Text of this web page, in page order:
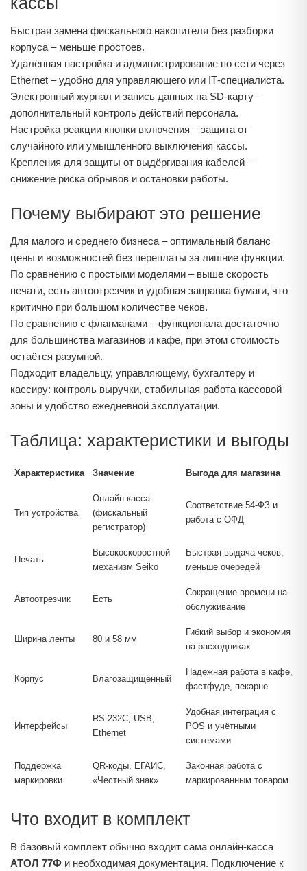
Быстрая замена фискального накопителя без разборки
корпуса – меньше простоев.
Удалённая настройка и администрирование по сети через
Ethernet – удобно для управляющего или IT‑специалиста.
Электронный журнал и запись данных на SD‑карту –
дополнительный контроль действий персонала.
Настройка реакции кнопки включения – защита от
случайного или умышленного выключения кассы.
Крепления для защиты от выдёргивания кабелей –
снижение риска обрывов и остановки работы.
Почему выбирают это решение
Для малого и среднего бизнеса – оптимальный баланс
цены и возможностей без переплаты за лишние функции.
По сравнению с простыми моделями – выше скорость
печати, есть автоотрезчик и удобная заправка бумаги, что
критично при большом количестве чеков.
По сравнению с флагманами – функционала достаточно
для большинства магазинов и кафе, при этом стоимость
остаётся разумной.
Подходит владельцу, управляющему, бухгалтеру и
кассиру: контроль выручки, стабильная работа кассовой
зоны и удобство ежедневной эксплуатации.
Таблица: характеристики и выгоды
Характеристика Значение Выгода для магазина
Тип устройства
Онлайн‑касса
(фискальный
регистратор)
Соответствие 54‑ФЗ и
работа с ОФД
Печать
Высокоскоростной
механизм Seiko
Быстрая выдача чеков,
меньше очередей
Автоотрезчик Есть
Сокращение времени на
обслуживание
Ширина ленты 80 и 58 мм
Гибкий выбор и экономия
на расходниках
Корпус Влагозащищённый
Надёжная работа в кафе,
фастфуде, пекарне
Интерфейсы
RS‑232C, USB,
Ethernet
Удобная интеграция с
POS и учётными
системами
Поддержка
маркировки
QR‑коды, ЕГАИС,
«Честный знак»
Законная работа с
маркированным товаром
Что входит в комплект
В базовый комплект обычно входит сама онлайн‑касса
АТОЛ 77Ф и необходимая документация. Подключение к